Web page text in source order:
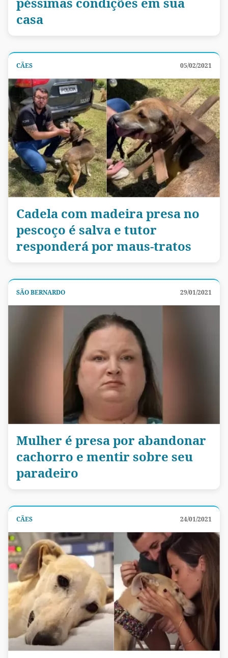
casa
CÃES 05/02/2021
Cadela com madeira presa no
pescoço é salva e tutor
responderá por maus-tratos
SÃO BERNARDO 29/01/2021
Mulher é presa por abandonar
cachorro e mentir sobre seu
paradeiro
CÃES 24/01/2021